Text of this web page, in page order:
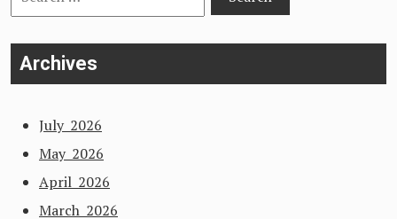
for:
Archives
July 2026
May 2026
April 2026
March 2026